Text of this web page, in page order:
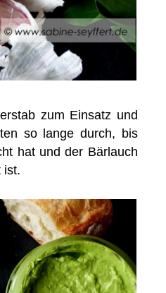
zum Einsatz und
so lange durch, bis
hat und der Bärlauch
ist.